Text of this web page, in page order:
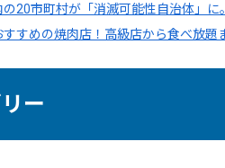
の20市町村が「消滅可能性自治体」
すすめの焼肉店！高級店から食べ放題
ー